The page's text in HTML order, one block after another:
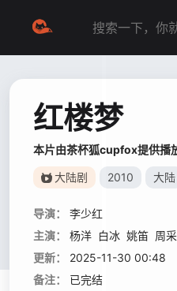
红楼梦
本片由茶杯狐cupfox提供播
大陆剧 2010 大陆
导演：
李少红
主演：
杨洋 白冰 姚笛 周
更新：
2025-11-30 00:48
备注：
已完结